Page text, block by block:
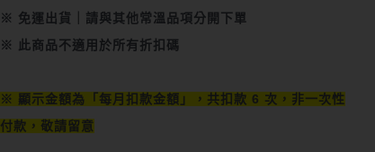
※ 免運出貨｜ 請與其他常溫品項分開下單
※ 此商品不適用於所有折扣碼
※ 顯示金額為 「每月扣款金額」
，共扣款 6 次，非一次性
付款，敬請留意